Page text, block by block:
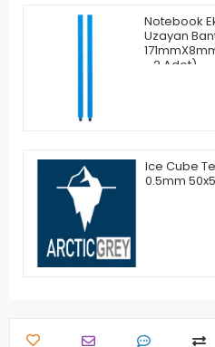
Notebook
Uzayan
- 2 Adet)
Ice Cube
0.5mm